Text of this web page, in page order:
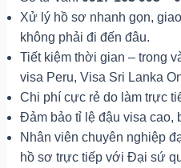
Xử lý hồ sơ nhanh gọn,
không phải đi đến đâu.
Tiết kiệm thời gian – trong
visa Peru, Visa Sri Lanka
Chi phí cực rẻ do làm trực
Đảm bảo tỉ lệ đậu visa cao,
Nhân viên chuyên nghiệp
hồ sơ trực tiếp với Đại sứ